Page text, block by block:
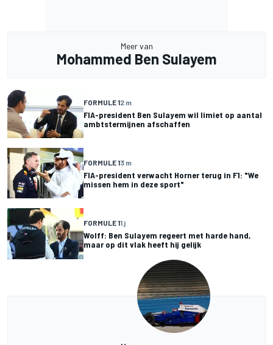
Meer van
Mohammed Ben Sulayem
FORMULE 12 m
FIA-president Ben Sulayem wil limiet op aantal
ambtstermijnen afschaffen
FORMULE 13 m
FIA-president verwacht Horner terug in F1: "We
missen hem in deze sport"
FORMULE 11 j
Wolff: Ben Sulayem regeert met harde hand,
maar op dit vlak heeft hij gelijk